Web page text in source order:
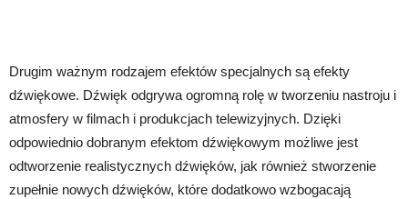
Drugim ważnym rodzajem efektów specjalnych są efekty
dźwiękowe. Dźwięk odgrywa ogromną rolę w tworzeniu nastroju i
atmosfery w filmach i produkcjach telewizyjnych. Dzięki
odpowiednio dobranym efektom dźwiękowym możliwe jest
odtworzenie realistycznych dźwięków, jak również stworzenie
zupełnie nowych dźwięków, które dodatkowo wzbogacają